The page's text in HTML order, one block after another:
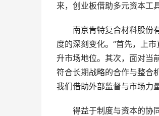
来，创业板借助多元资本工
南京肯特复合材料股份有
度的深刻变化。“首先，上
升市场地位。其次，面对当
符合长期战略的合作与整合
我们借助外部监督与市场力
得益于制度与资本的协同